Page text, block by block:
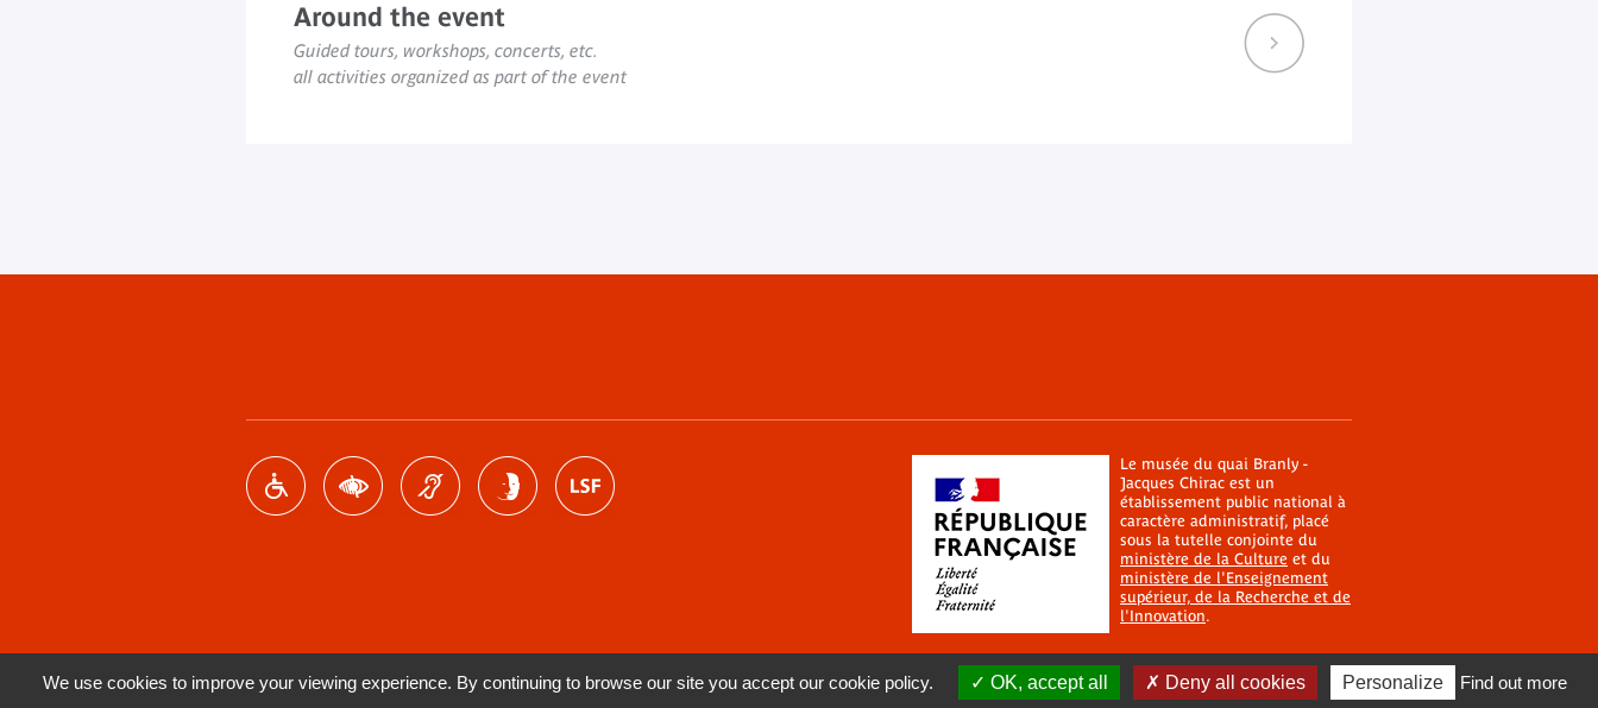
Around the event
Guided tours, workshops, concerts, etc.
all activities organized as part of the event
menu
Le musée du quai Branly -
Jacques Chirac est un
établissement public national à
caractère administratif, placé
sous la tutelle conjointe du
ministère de la Culture et du
ministère de l'Enseignement
supérieur, de la Recherche et de
l'Innovation.
We use cookies to improve your viewing experience. By continuing to browse our site you accept our cookie policy. OK, accept all Deny all cookies Personalize Find out more